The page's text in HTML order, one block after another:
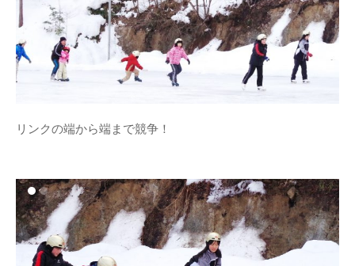
ェ
みん育Cafe
めいほうス
キー場
めいほう浪漫工房 イ
ベント
カフェイベント
コンサート レジャー 二間手
國田家の芝桜 地域イベ
寒水踊り 小川 小川小学校 愛里
料理 明宝ツーネット 明宝ツ
ーリズムネットワークセンタ
明宝ハム 明宝レディース
リンクの端から端まで競争！